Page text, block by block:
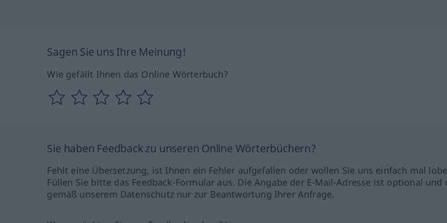
Sagen Sie uns Ihre Meinung!
Wie gefällt Ihnen das Online Wörterbuch?
Sie haben Feedback zu unseren Online Wörterbüchern?
Fehlt eine Übersetzung, ist Ihnen ein Fehler aufgefallen oder wollen Sie uns einfach mal
Füllen Sie bitte das Feedback-Formular aus. Die Angabe der E-Mail-Adresse ist optional und
gemäß unserem Datenschutz nur zur Beantwortung Ihrer Anfrage.